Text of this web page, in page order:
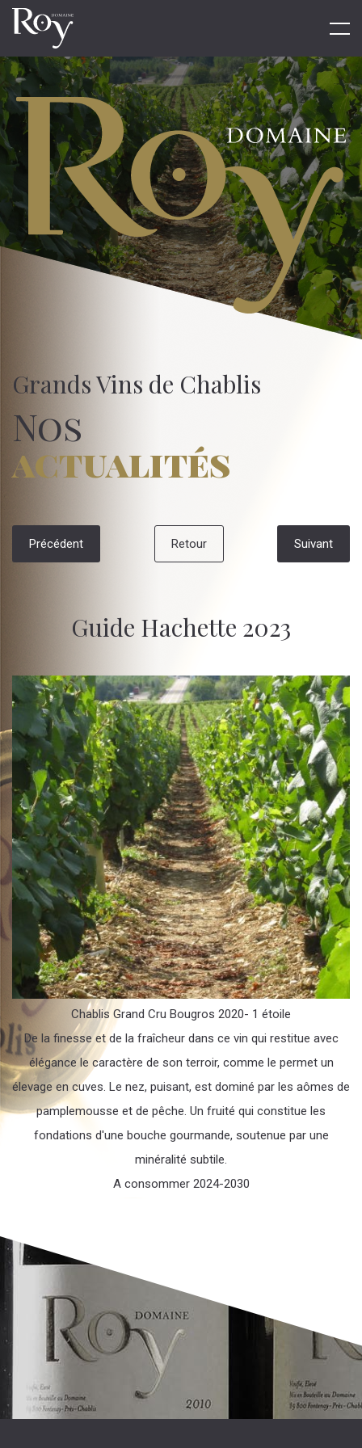
Grands Vins de Chablis
Nos
actualités
Précédent Retour Suivant
Guide Hachette 2023
Chablis Grand Cru Bougros 2020- 1 étoile
De la finesse et de la fraîcheur dans ce vin qui restitue avec
élégance le caractère de son terroir, comme le permet un
élevage en cuves. Le nez, puisant, est dominé par les aômes de
pamplemousse et de pêche. Un fruité qui constitue les
fondations d'une bouche gourmande, soutenue par une
minéralité subtile.
A consommer 2024-2030